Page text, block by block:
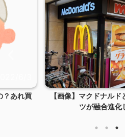
？あれ買
【画像】マクドナル
ツが融合進化